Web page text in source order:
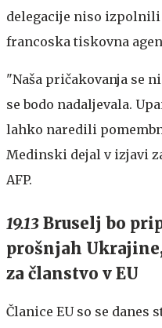
delegacije niso
francoska tiskovna
"Naša pričakovanja se
se bodo nadaljevala.
lahko naredili
Medinski dejal v izjavi
AFP.
19.13 Bruselj bo
prošnjah
za članstvo v EU
Članice EU so se danes